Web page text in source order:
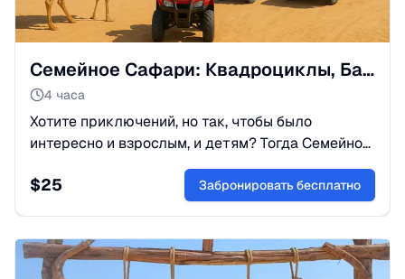
Семейное Сафари: Квадроциклы, Багги и Катание на Верблюдах
4 часа
Хотите приключений, но так, чтобы было
интересно и взрослым, и детям? Тогда Семейное
сафари – идеальный вариант! Эта экскурсия
создана специально для комфортного отдыха
$25 Забронировать бесплатно